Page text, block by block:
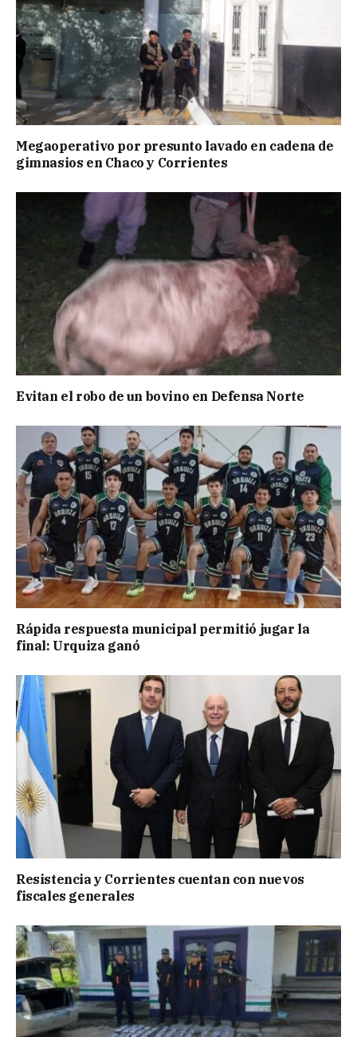
Megaoperativo por presunto lavado en cadena de
gimnasios en Chaco y Corrientes
Evitan el robo de un bovino en Defensa Norte
Rápida respuesta municipal permitió jugar la
final: Urquiza ganó
Resistencia y Corrientes cuentan con nuevos
fiscales generales